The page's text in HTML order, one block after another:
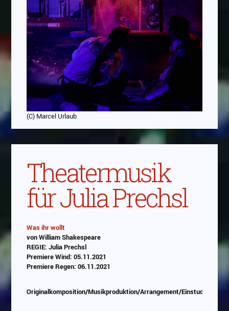
(C) Marcel Urlaub
Theatermusik
für Julia Prechsl
Abspielen
Das Video wird von Youtube eingebettet
abespielt. Es gilt die
Was ihr wollt
von William Shakespeare
REGIE: Julia Prechsl
Premiere Wind: 05.11.2021
Premiere Regen: 06.11.2021
Originalkomposition/Musikproduktion/Arrangement/Einstudierung/